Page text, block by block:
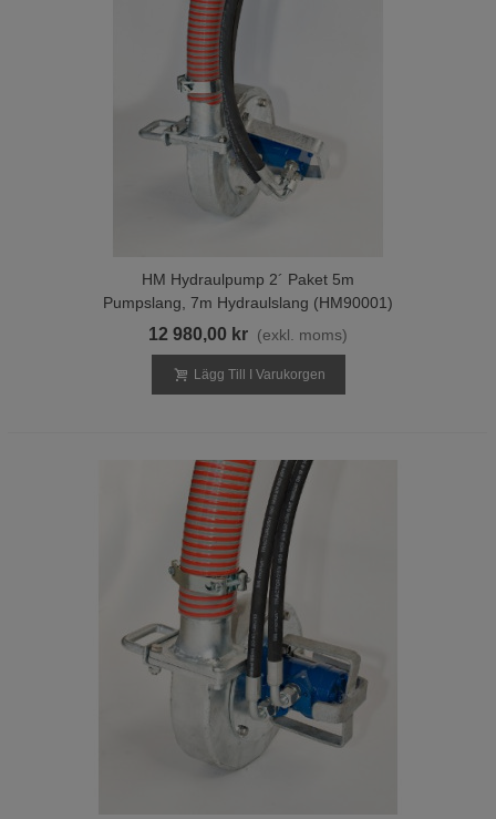
HM Hydraulpump 2´ Paket 5m
Pumpslang, 7m Hydraulslang (HM90001)
12 980,00 kr (exkl. moms)
Lägg Till I Varukorgen